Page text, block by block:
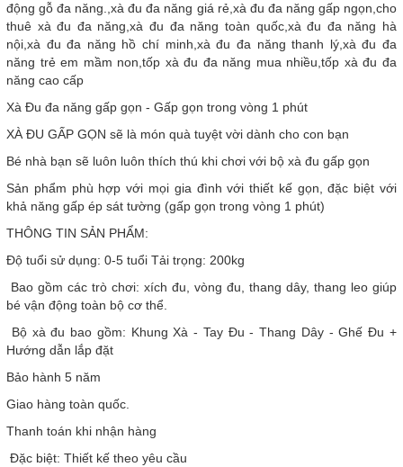
động gỗ đa năng.,xà đu đa năng giá rẻ,xà đu đa năng gấp ngọn,cho
thuê xà đu đa năng,xà đu đa năng toàn quốc,xà đu đa năng hà
nội,xà đu đa năng hồ chí minh,xà đu đa năng thanh lý,xà đu đa
năng trẻ em mầm non,tốp xà đu đa năng mua nhiều,tốp xà đu đa
năng cao cấp
Xà Đu đa năng gấp gọn - Gấp gọn trong vòng 1 phút
XÀ ĐU GẤP GỌN sẽ là món quà tuyệt vời dành cho con bạn
Bé nhà bạn sẽ luôn luôn thích thú khi chơi với bộ xà đu gấp gọn
Sản phẩm phù hợp với mọi gia đình với thiết kế gọn, đặc biệt với
khả năng gấp ép sát tường (gấp gọn trong vòng 1 phút)
THÔNG TIN SẢN PHẨM:
Độ tuổi sử dụng: 0-5 tuổi Tải trọng: 200kg
️ Bao gồm các trò chơi: xích đu, vòng đu, thang dây, thang leo giúp
bé vận động toàn bộ cơ thể.
️ Bộ xà đu bao gồm: Khung Xà - Tay Đu - Thang Dây - Ghế Đu +
Hướng dẫn lắp đặt
Bảo hành 5 năm
Giao hàng toàn quốc.
Thanh toán khi nhận hàng
️ Đặc biệt: Thiết kế theo yêu cầu